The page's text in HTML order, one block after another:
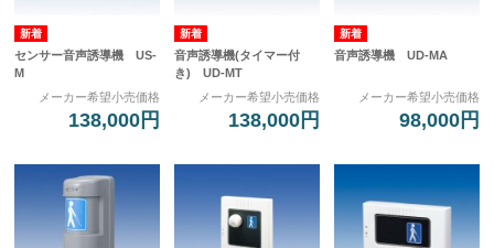
センサー音声誘導機 US-
M
メーカー希望小売価格
138,000円
音声誘導機(タイマー付
き) UD-MT
メーカー希望小売価格
138,000円
音声誘導機 UD-MA
メーカー希望小売価格
98,000円